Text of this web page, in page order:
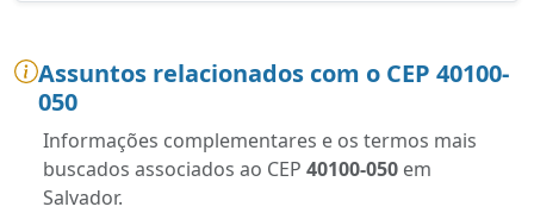
Assuntos relacionados com o CEP 40100-
050
Informações complementares e os termos mais
buscados associados ao CEP 40100-050 em
Salvador.